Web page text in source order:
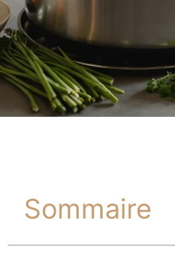
Sommaire